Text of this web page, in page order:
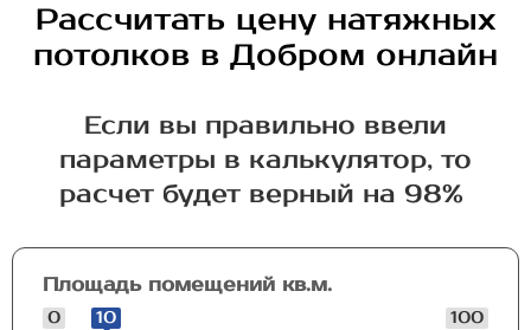
Рассчитать цену натяжных
потолков в Добром онлайн
Если вы правильно ввели
параметры в калькулятор, то
расчет будет верный на 98%
Площадь помещений кв.м.
0 100
10